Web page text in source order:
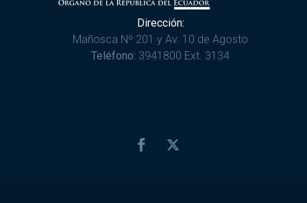
Dirección:
Mañosca Nº 201 y Av. 10 de Agosto
Teléfono: 3941800 Ext. 3134